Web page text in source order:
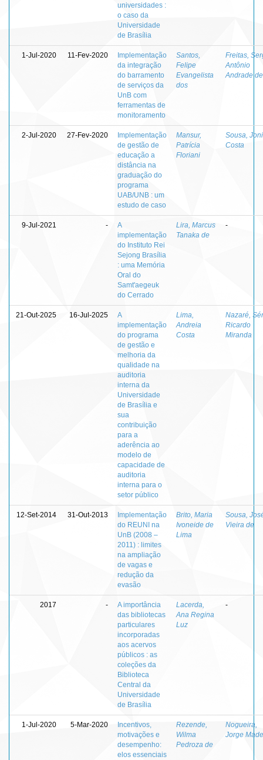
universidades :
o caso da
Universidade
de Brasília
1-Jul-2020 11-Fev-2020
Implementação
da integração
do barramento
de serviços da
UnB com
ferramentas de
monitoramento
Santos,
Felipe
Evangelista
dos
Freitas,
Antônio
Andrade de
2-Jul-2020 27-Fev-2020
Implementação
de gestão de
educação a
distância na
graduação do
programa
UAB/UNB : um
estudo de caso
Mansur,
Patrícia
Floriani
Sousa,
Costa
9-Jul-2021 -
A
implementação
do Instituto Rei
Sejong Brasília
: uma Memória
Oral do
Samt'aegeuk
do Cerrado
Lira, Marcus
Tanaka de
-
21-Out-2025 16-Jul-2025
A
implementação
do programa
de gestão e
melhoria da
qualidade na
auditoria
interna da
Universidade
de Brasília e
sua
contribuição
para a
aderência ao
modelo de
capacidade de
auditoria
interna para o
setor público
Lima,
Andreia
Costa
Nazaré,
Ricardo
Miranda
12-Set-2014 31-Out-2013
Implementação
do REUNI na
UnB (2008 –
2011) : limites
na ampliação
de vagas e
redução da
evasão
Brito, Maria
Ivoneide de
Lima
Sousa,
Vieira de
2017 -
A importância
das bibliotecas
particulares
incorporadas
aos acervos
públicos : as
coleções da
Biblioteca
Central da
Universidade
de Brasília
Lacerda,
Ana Regina
Luz
-
1-Jul-2020 5-Mar-2020
Incentivos,
motivações e
desempenho:
elos essenciais
Rezende,
Wilma
Pedroza de
Nogueira,
Jorge